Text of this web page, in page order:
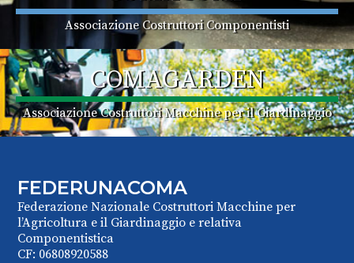
Associazione Costruttori Componentisti
COMAGARDEN
Associazione Costruttori Macchine per il Giardinaggio
FEDERUNACOMA
Federazione Nazionale Costruttori Macchine per
l’Agricoltura e il Giardinaggio e relativa
Componentistica
CF: 06808920588